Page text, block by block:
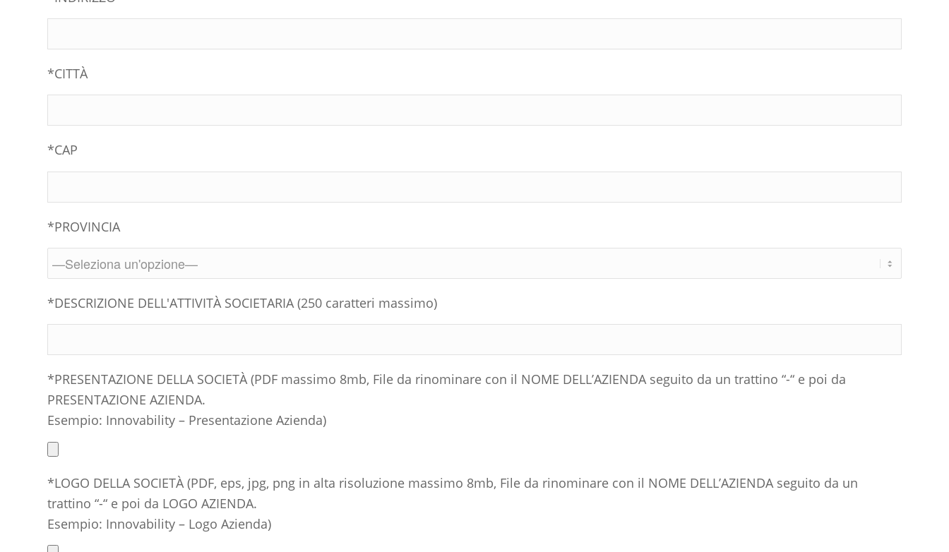
*CITTÀ
*CAP
*PROVINCIA
*DESCRIZIONE DELL'ATTIVITÀ SOCIETARIA (250 caratteri massimo)
*PRESENTAZIONE DELLA SOCIETÀ (PDF massimo 8mb, File da rinominare con il NOME DELL’AZIENDA seguito da un trattino “-“ e poi da
PRESENTAZIONE AZIENDA.
Esempio: Innovability – Presentazione Azienda)
*LOGO DELLA SOCIETÀ (PDF, eps, jpg, png in alta risoluzione massimo 8mb, File da rinominare con il NOME DELL’AZIENDA seguito da un
trattino “-“ e poi da LOGO AZIENDA.
Esempio: Innovability – Logo Azienda)